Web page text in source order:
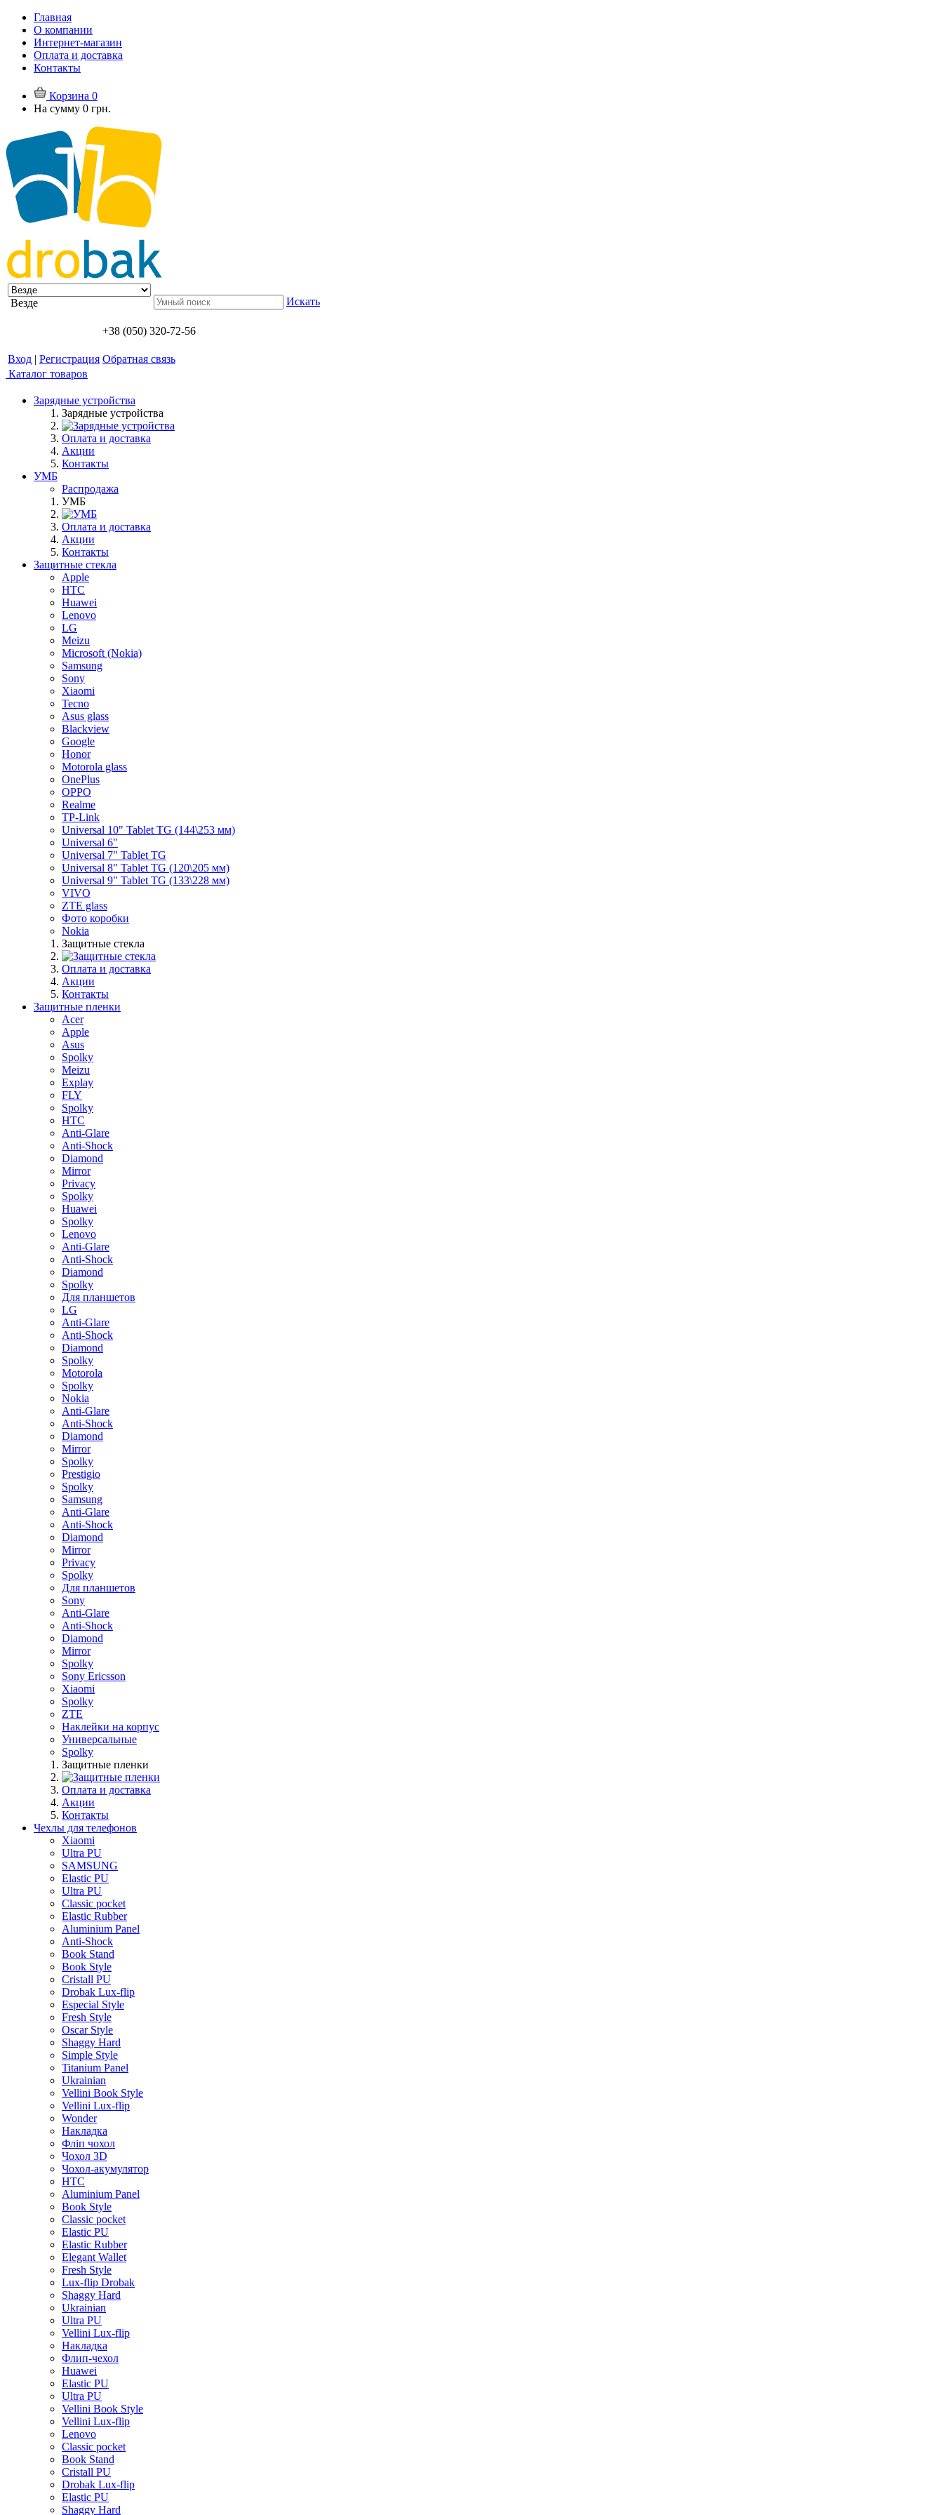
Главная
О компании
Интернет-магазин
Оплата и доставка
Контакты
Корзина 0
На сумму 0 грн.
Везде Искать
+38 (050) 320-72-56
Вход | Регистрация Обратная связь
Каталог товаров
Зарядные устройства
Зарядные устройства
Оплата и доставка
Акции
Контакты
УМБ
Распродажа
УМБ
Оплата и доставка
Акции
Контакты
Защитные стекла
Apple
HTC
Huawei
Lenovo
LG
Meizu
Microsoft (Nokia)
Samsung
Sony
Xiaomi
Tecno
Asus glass
Blackview
Google
Honor
Motorola glass
OnePlus
OPPO
Realme
TP-Link
Universal 10" Tablet TG (144\253 мм)
Universal 6"
Universal 7" Tablet TG
Universal 8" Tablet TG (120\205 мм)
Universal 9" Tablet TG (133\228 мм)
VIVO
ZTE glass
Фото коробки
Nokia
Защитные стекла
Оплата и доставка
Акции
Контакты
Защитные пленки
Acer
Apple
Asus
Spolky
Meizu
Explay
FLY
Spolky
HTC
Anti-Glare
Anti-Shock
Diamond
Mirror
Privacy
Spolky
Huawei
Spolky
Lenovo
Anti-Glare
Anti-Shock
Diamond
Spolky
Для планшетов
LG
Anti-Glare
Anti-Shock
Diamond
Spolky
Motorola
Spolky
Nokia
Anti-Glare
Anti-Shock
Diamond
Mirror
Spolky
Prestigio
Spolky
Samsung
Anti-Glare
Anti-Shock
Diamond
Mirror
Privacy
Spolky
Для планшетов
Sony
Anti-Glare
Anti-Shock
Diamond
Mirror
Spolky
Sony Ericsson
Xiaomi
Spolky
ZTE
Наклейки на корпус
Универсальные
Spolky
Защитные пленки
Оплата и доставка
Акции
Контакты
Чехлы для телефонов
Xiaomi
Ultra PU
SAMSUNG
Elastic PU
Ultra PU
Classic pocket
Elastic Rubber
Aluminium Panel
Anti-Shock
Book Stand
Book Style
Cristall PU
Drobak Lux-flip
Especial Style
Fresh Style
Oscar Style
Shaggy Hard
Simple Style
Titanium Panel
Ukrainian
Vellini Book Style
Vellini Lux-flip
Wonder
Накладка
Фліп чохол
Чохол 3D
Чохол-акумулятор
HTC
Aluminium Panel
Book Style
Classic pocket
Elastic PU
Elastic Rubber
Elegant Wallet
Fresh Style
Lux-flip Drobak
Shaggy Hard
Ukrainian
Ultra PU
Vellini Lux-flip
Накладка
Флип-чехол
Huawei
Elastic PU
Ultra PU
Vellini Book Style
Vellini Lux-flip
Lenovo
Classic pocket
Book Stand
Cristall PU
Drobak Lux-flip
Elastic PU
Shaggy Hard